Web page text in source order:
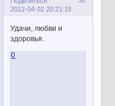
2012-04-02 20:21:15
Удачи, любви и
здоровья.
0